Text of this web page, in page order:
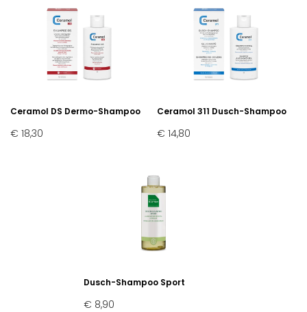
Ceramol DS Dermo-Shampoo
€ 18,30
Ceramol 311 Dusch-Shampoo
€ 14,80
Dusch-Shampoo Sport
€ 8,90